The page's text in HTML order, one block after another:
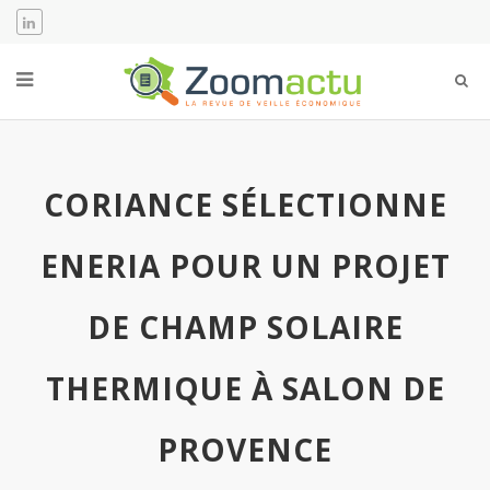
CORIANCE SÉLECTIONNE
ENERIA POUR UN PROJET
DE CHAMP SOLAIRE
THERMIQUE À SALON DE
PROVENCE